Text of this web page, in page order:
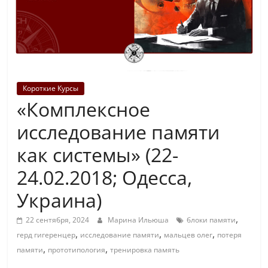
Короткие Курсы
«Комплексное
исследование памяти
как системы» (22-
24.02.2018; Одесса,
Украина)
22 сентября, 2024 Марина Ильюша блоки памяти,
герд гигеренцер, исследование памяти, мальцев олег, потеря
памяти, прототипология,тренировка память